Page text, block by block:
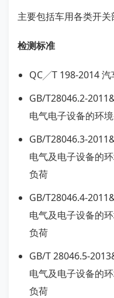
主要包括车用各类开
检测标准
QC╱T 198-2014 汽
GB/T28046.2-
电气电子设备的环
GB/T28046.3-
电气及电子设备的
负荷
GB/T28046.4-
电气及电子设备的
负荷
GB/T 28046.5-
电气及电子设备的
负荷